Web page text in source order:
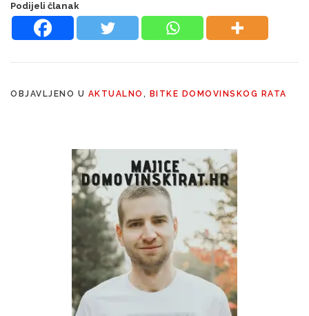
Podijeli članak
OBJAVLJENO U AKTUALNO , BITKE DOMOVINSKOG RATA